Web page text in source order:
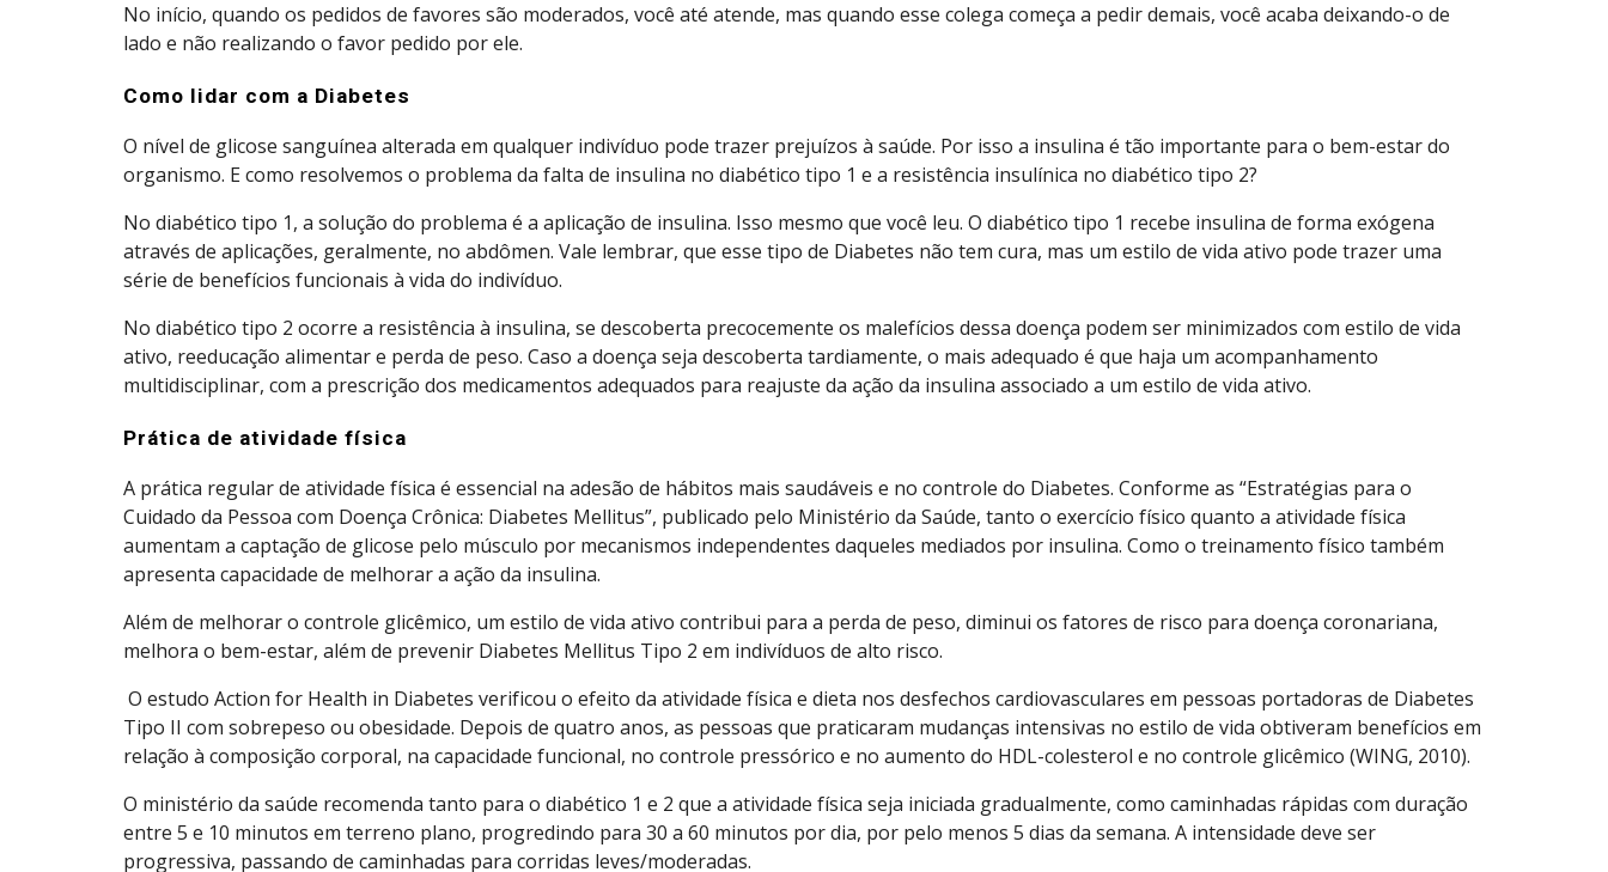
No início, quando os pedidos de favores são moderados, você até atende, mas quando esse colega começa a pedir demais, você acaba deixando-o de
lado e não realizando o favor pedido por ele.
Como lidar com a Diabetes
O nível de glicose sanguínea alterada em qualquer indivíduo pode trazer prejuízos à saúde. Por isso a insulina é tão importante para o bem-estar do
organismo. E como resolvemos o problema da falta de insulina no diabético tipo 1 e a resistência insulínica no diabético tipo 2?
No diabético tipo 1, a solução do problema é a aplicação de insulina. Isso mesmo que você leu. O diabético tipo 1 recebe insulina de forma exógena
através de aplicações, geralmente, no abdômen. Vale lembrar, que esse tipo de Diabetes não tem cura, mas um estilo de vida ativo pode trazer uma
série de benefícios funcionais à vida do indivíduo.
No diabético tipo 2 ocorre a resistência à insulina, se descoberta precocemente os malefícios dessa doença podem ser minimizados com estilo de vida
ativo, reeducação alimentar e perda de peso. Caso a doença seja descoberta tardiamente, o mais adequado é que haja um acompanhamento
multidisciplinar, com a prescrição dos medicamentos adequados para reajuste da ação da insulina associado a um estilo de vida ativo.
Prática de atividade física
A prática regular de atividade física é essencial na adesão de hábitos mais saudáveis e no controle do Diabetes. Conforme as “Estratégias para o
Cuidado da Pessoa com Doença Crônica: Diabetes Mellitus”, publicado pelo Ministério da Saúde, tanto o exercício físico quanto a atividade física
aumentam a captação de glicose pelo músculo por mecanismos independentes daqueles mediados por insulina. Como o treinamento físico também
apresenta capacidade de melhorar a ação da insulina.
Além de melhorar o controle glicêmico, um estilo de vida ativo contribui para a perda de peso, diminui os fatores de risco para doença coronariana,
melhora o bem-estar, além de prevenir Diabetes Mellitus Tipo 2 em indivíduos de alto risco.
O estudo Action for Health in Diabetes verificou o efeito da atividade física e dieta nos desfechos cardiovasculares em pessoas portadoras de Diabetes
Tipo II com sobrepeso ou obesidade. Depois de quatro anos, as pessoas que praticaram mudanças intensivas no estilo de vida obtiveram benefícios em
relação à composição corporal, na capacidade funcional, no controle pressórico e no aumento do HDL-colesterol e no controle glicêmico (WING, 2010).
O ministério da saúde recomenda tanto para o diabético 1 e 2 que a atividade física seja iniciada gradualmente, como caminhadas rápidas com duração
entre 5 e 10 minutos em terreno plano, progredindo para 30 a 60 minutos por dia, por pelo menos 5 dias da semana. A intensidade deve ser
progressiva, passando de caminhadas para corridas leves/moderadas.